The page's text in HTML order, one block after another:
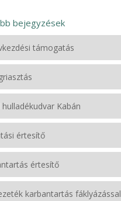
bejegyzések
támogatás
hulladékudvar Kabán
értesítő
értesítő
karbantartás fáklyázással